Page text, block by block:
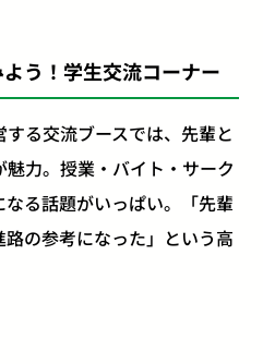
う！学生交流コーナー
る交流ブースでは、先輩と
力。授業・バイト・サーク
る話題がいっぱい。「先輩
の参考になった」という高